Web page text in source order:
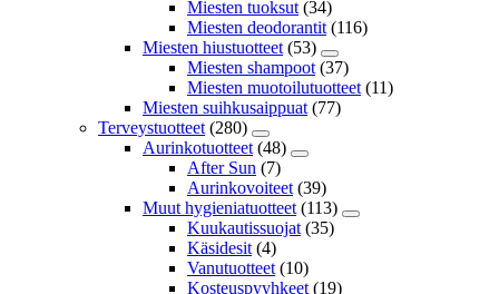
Miesten tuoksut (34)
Miesten deodorantit (116)
Miesten hiustuotteet (53)
Miesten shampoot (37)
Miesten muotoilutuotteet (11)
Miesten suihkusaippuat (77)
Terveystuotteet (280)
Aurinkotuotteet (48)
After Sun (7)
Aurinkovoiteet (39)
Muut hygieniatuotteet (113)
Kuukautissuojat (35)
Käsidesit (4)
Vanutuotteet (10)
Kosteuspyyhkeet (19)